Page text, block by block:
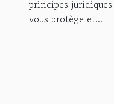
principes juridiques
vous protège et...